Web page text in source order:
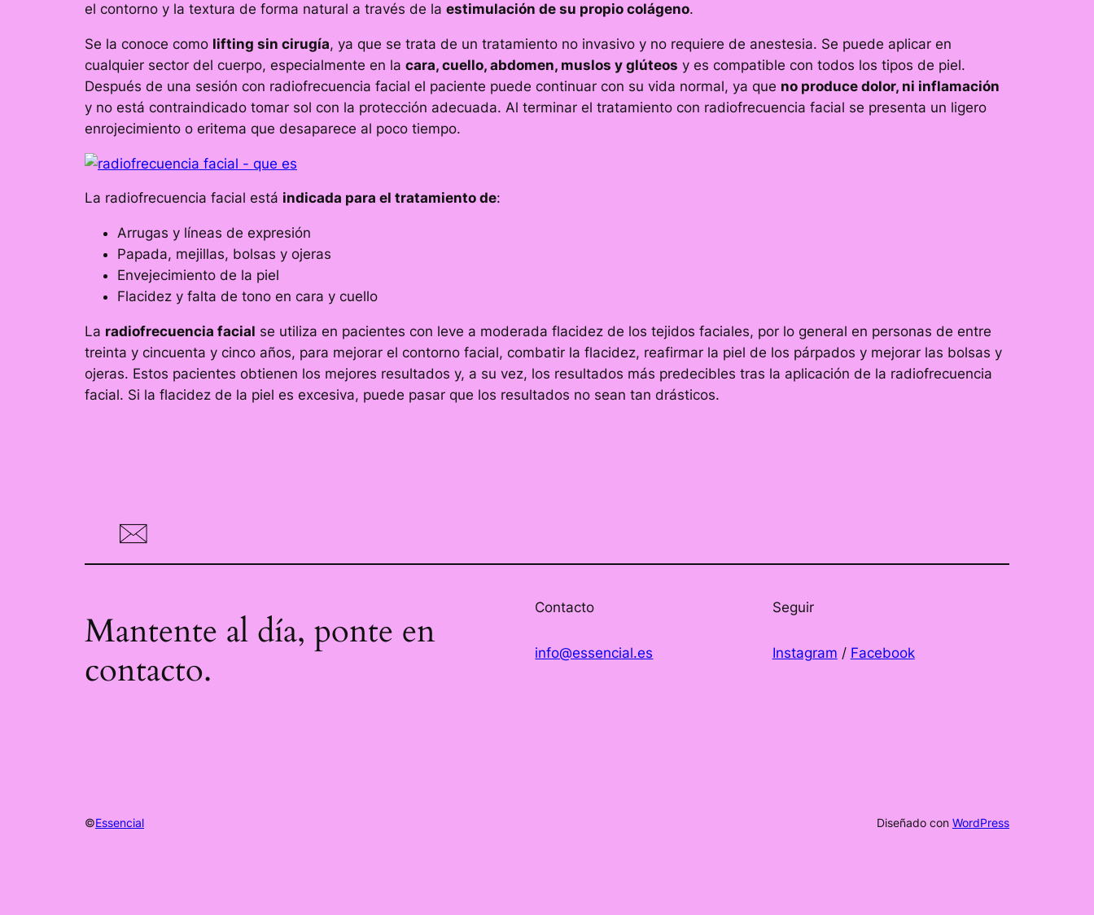
el contorno y la textura de forma natural a través de la estimulación de su propio colágeno.
Se la conoce como lifting sin cirugía, ya que se trata de un tratamiento no invasivo y no requiere de anestesia. Se puede aplicar en
cualquier sector del cuerpo, especialmente en la cara, cuello, abdomen, muslos y glúteos y es compatible con todos los tipos de piel.
Después de una sesión con radiofrecuencia facial el paciente puede continuar con su vida normal, ya que no produce dolor, ni inflamación
y no está contraindicado tomar sol con la protección adecuada. Al terminar el tratamiento con radiofrecuencia facial se presenta un ligero
enrojecimiento o eritema que desaparece al poco tiempo.
La radiofrecuencia facial está indicada para el tratamiento de:
Arrugas y líneas de expresión
Papada, mejillas, bolsas y ojeras
Envejecimiento de la piel
Flacidez y falta de tono en cara y cuello
La radiofrecuencia facial se utiliza en pacientes con leve a moderada flacidez de los tejidos faciales, por lo general en personas de entre
treinta y cincuenta y cinco años, para mejorar el contorno facial, combatir la flacidez, reafirmar la piel de los párpados y mejorar las bolsas y
ojeras. Estos pacientes obtienen los mejores resultados y, a su vez, los resultados más predecibles tras la aplicación de la radiofrecuencia
facial. Si la flacidez de la piel es excesiva, puede pasar que los resultados no sean tan drásticos.
Mantente al día, ponte en
contacto.
Contacto
info@essencial.es
Seguir
Instagram / Facebook
©Essencial Diseñado con WordPress